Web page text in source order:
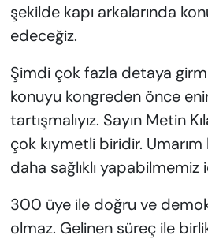
şekilde kapı arkalarında
edeceğiz.
Şimdi çok fazla detaya
konuyu kongreden önce
tartışmalıyız. Sayın Metin
çok kıymetli biridir. Umarım
daha sağlıklı
300 üye ile doğru ve
olmaz. Gelinen süreç ile